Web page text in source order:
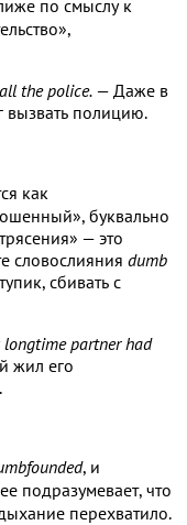
по смыслу к
the police. — Даже в
вызвать полицию.
как
буквально
— это
словослияния dumb
сбивать с
longtime partner had
жил его
, и
подразумевает, что
перехватило.